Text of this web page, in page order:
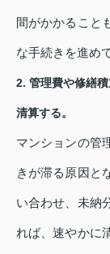
間がかかること
な手続きを進め
2. 管理費や修繕
清算する。
マンションの管
きが滞る原因と
い合わせ、未納
れば、速やかに